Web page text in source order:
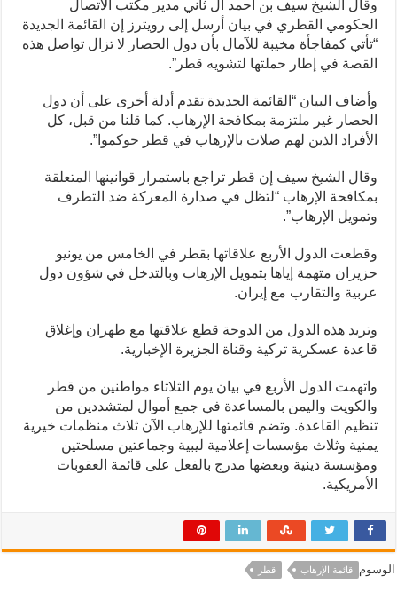
وقال الشيخ سيف بن أحمد آل ثاني مدير مكتب الاتصال
الحكومي القطري في بيان أرسل إلى رويترز إن القائمة الجديدة
“تأتي كمفاجأة مخيبة للآمال بأن دول الحصار لا تزال تواصل هذه
القصة في إطار حملتها لتشويه قطر”.
وأضاف البيان “القائمة الجديدة تقدم أدلة أخرى على أن دول
الحصار غير ملتزمة بمكافحة الإرهاب. كما قلنا من قبل، كل
الأفراد الذين لهم صلات بالإرهاب في قطر حوكموا”.
وقال الشيخ سيف إن قطر تراجع باستمرار قوانينها المتعلقة
بمكافحة الإرهاب “لتظل في صدارة المعركة ضد التطرف
وتمويل الإرهاب”.
وقطعت الدول الأربع علاقاتها بقطر في الخامس من يونيو
حزيران متهمة إياها بتمويل الإرهاب وبالتدخل في شؤون دول
عربية والتقارب مع إيران.
وتريد هذه الدول من الدوحة قطع علاقتها مع طهران وإغلاق
قاعدة عسكرية تركية وقناة الجزيرة الإخبارية.
واتهمت الدول الأربع في بيان يوم الثلاثاء مواطنين من قطر
والكويت واليمن بالمساعدة في جمع أموال لمتشددين من
تنظيم القاعدة. وتضم قائمتها للإرهاب الآن ثلاث منظمات خيرية
يمنية وثلاث مؤسسات إعلامية ليبية وجماعتين مسلحتين
ومؤسسة دينية وبعضها مدرج بالفعل على قائمة العقوبات
الأمريكية.
الوسوم قائمة الإرهاب قطر